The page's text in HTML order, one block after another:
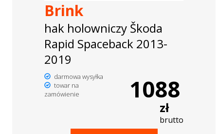
Brink
hak holowniczy Škoda
Rapid Spaceback 2013-
2019
darmowa wysyłka
towar na
zamówienie
1088
zł
brutto